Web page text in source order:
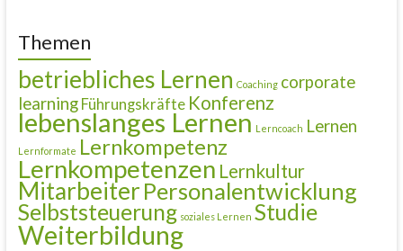
Themen
betriebliches Lernen Coaching corporate
learning Führungskräfte Konferenz
lebenslanges Lernen Lerncoach Lernen
Lernformate Lernkompetenz
Lernkompetenzen Lernkultur
Mitarbeiter Personalentwicklung
Selbststeuerung soziales Lernen Studie
Weiterbildung